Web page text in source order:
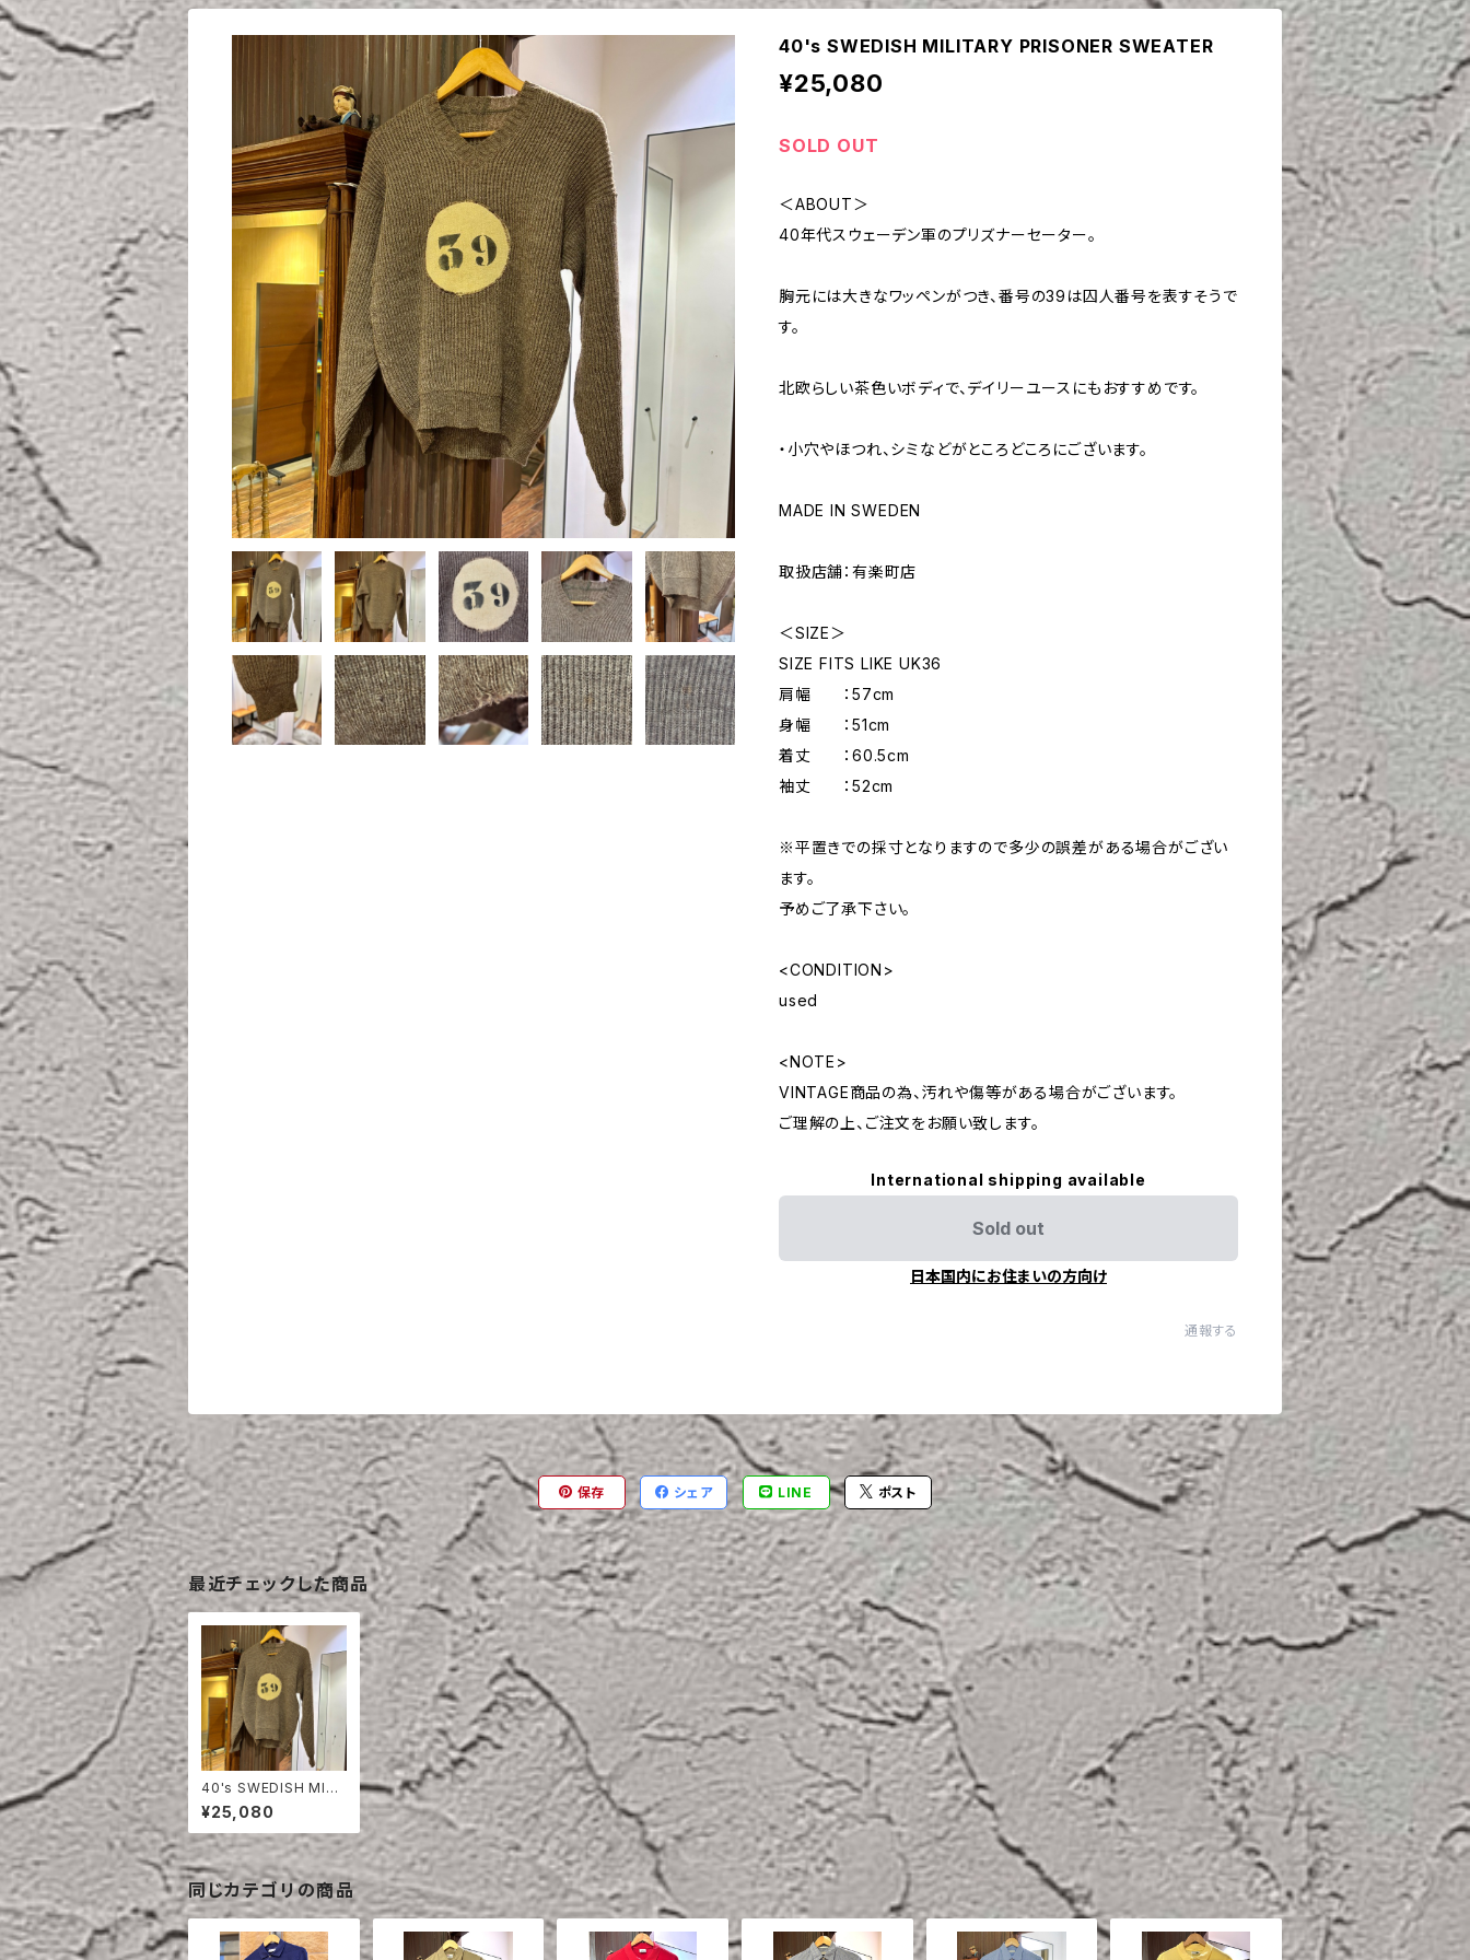
40's SWEDISH MILITARY PRISONER SWEATER
¥25,080
SOLD OUT
＜ABOUT＞
40年代スウェーデン軍のプリズナーセーター。
胸元には大きなワッペンがつき、番号の39は囚人番号を表すそうで
す。
北欧らしい茶色いボディで、デイリーユースにもおすすめです。
・小穴やほつれ、シミなどがところどころにございます。
MADE IN SWEDEN
取扱店舗：有楽町店
＜SIZE＞
SIZE FITS LIKE UK36
肩幅 ：57cm
身幅 ：51cm
着丈 ：60.5cm
袖丈 ：52cm
※平置きでの採寸となりますので多少の誤差がある場合がござい
ます。
予めご了承下さい。
<CONDITION>
used
<NOTE>
VINTAGE商品の為、汚れや傷等がある場合がございます。
ご理解の上、ご注文をお願い致します。
International shipping available
Sold out
日本国内にお住まいの方向け
通報する
保存 シェア LINE ポスト
最近チェックした商品
40's SWEDISH MILI
TARY PRISONER SW
EATER
¥25,080
同じカテゴリの商品